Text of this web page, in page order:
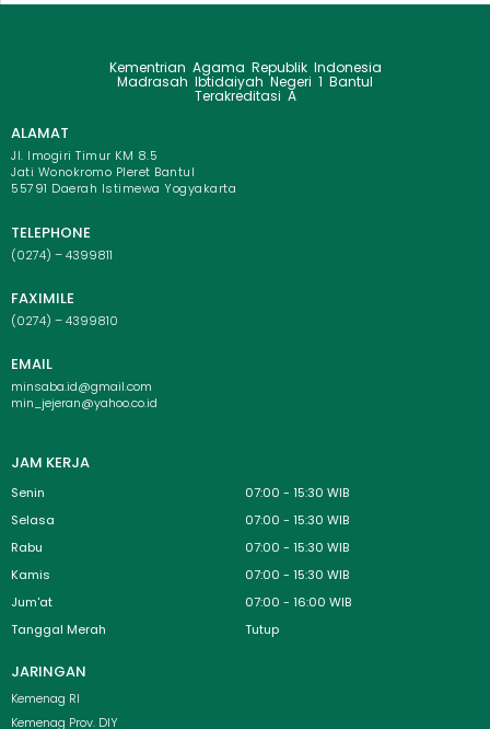
Kementrian Agama Republik Indonesia
Madrasah Ibtidaiyah Negeri 1 Bantul
Terakreditasi A
ALAMAT
Jl. Imogiri Timur KM 8.5
Jati Wonokromo Pleret Bantul
55791 Daerah Istimewa Yogyakarta
TELEPHONE
(0274) – 4399811
FAXIMILE
(0274) – 4399810
EMAIL
minsaba.id@gmail.com
min_jejeran@yahoo.co.id
JAM KERJA
Senin
07:00 - 15:30 WIB
Selasa
07:00 - 15:30 WIB
Rabu
07:00 - 15:30 WIB
Kamis
07:00 - 15:30 WIB
Jum'at
07:00 - 16:00 WIB
Tanggal Merah
Tutup
JARINGAN
Kemenag RI
Kemenag Prov. DIY
Menu